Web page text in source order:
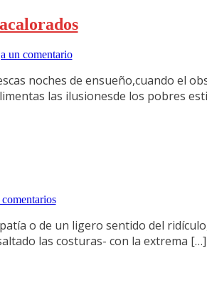
un comentario
noches de ensueño,cuando el
las ilusionesde los pobres
comentarios
o de un ligero sentido del
las costuras- con la extrema […]